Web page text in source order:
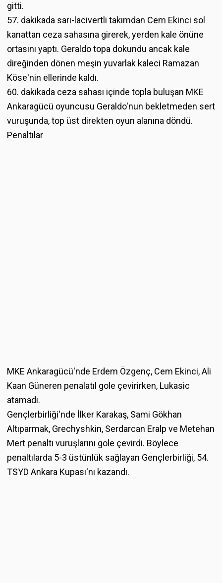
gitti.
57. dakikada sarı-lacivertli takımdan Cem Ekinci sol
kanattan ceza sahasına girerek, yerden kale önüne
ortasını yaptı. Geraldo topa dokundu ancak kale
direğinden dönen meşin yuvarlak kaleci Ramazan
Köse'nin ellerinde kaldı.
60. dakikada ceza sahası içinde topla buluşan MKE
Ankaragücü oyuncusu Geraldo'nun bekletmeden sert
vuruşunda, top üst direkten oyun alanına döndü.
Penaltılar
MKE Ankaragücü'nde Erdem Özgenç, Cem Ekinci, Ali
Kaan Güneren penalatıl gole çevirirken, Lukasic
atamadı.
Gençlerbirliği'nde İlker Karakaş, Sami Gökhan
Altıparmak, Grechyshkin, Serdarcan Eralp ve Metehan
Mert penaltı vuruşlarını gole çevirdi. Böylece
penaltılarda 5-3 üstünlük sağlayan Gençlerbirliği, 54.
TSYD Ankara Kupası'nı kazandı.